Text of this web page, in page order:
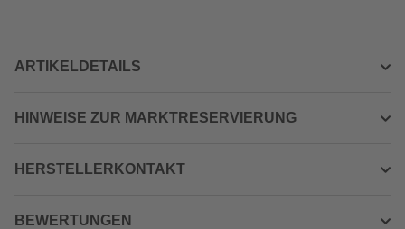
ARTIKELDETAILS
HINWEISE ZUR MARKTRESERVIERUNG
HERSTELLERKONTAKT
BEWERTUNGEN